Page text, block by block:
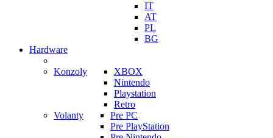
IT
AT
PL
BG
Hardware
Konzoly
XBOX
Nintendo
Playstation
Retro
Volanty
Pre PC
Pre PlayStation